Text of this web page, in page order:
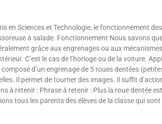
en Sciences et Technologie, le fonctionnement
à salade. Fonctionnement Nous savons
grâce aux engrenages ou aux
C’est le cas de l’horloge ou de la voiture.
d’un engrenage de 5 roues dentées
Il permet de tourner des images. Il suffit
à retenir : Phrase à retenir : Plus la roue dentée
tous les parents des élèves de la classe qui